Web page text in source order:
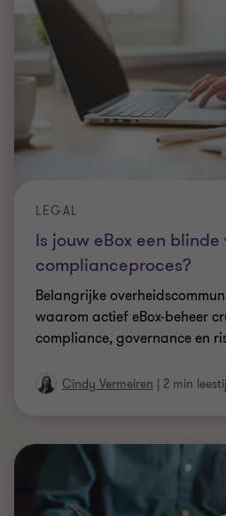
Is jouw eBox een blinde
complianceproces?
LEGAL
Belangrijke
waarom actief eBox-beheer
compliance, governance en
Cindy Vermeiren | 2 min